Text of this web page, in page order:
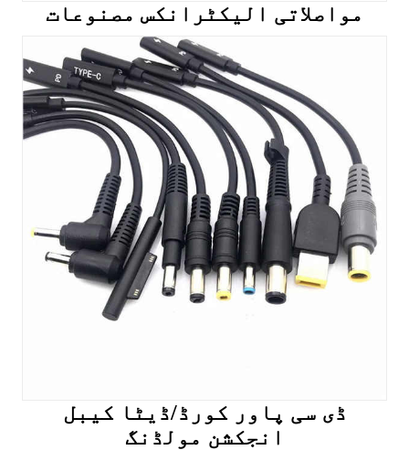
مواصلاتی الیکٹرانکس مصنوعات
ڈی سی پاور کورڈ/ڈیٹا کیبل
انجکشن مولڈنگ